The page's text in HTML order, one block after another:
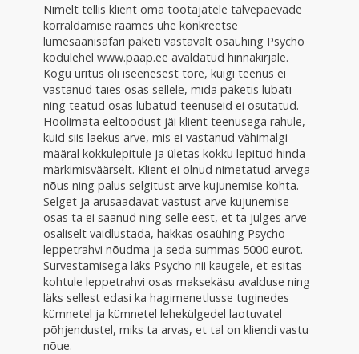
Nimelt tellis klient oma töötajatele talvepäevade
korraldamise raames ühe konkreetse
lumesaanisafari paketi vastavalt osaühing Psycho
kodulehel www.paap.ee avaldatud hinnakirjale.
Kogu üritus oli iseenesest tore, kuigi teenus ei
vastanud täies osas sellele, mida paketis lubati
ning teatud osas lubatud teenuseid ei osutatud.
Hoolimata eeltoodust jäi klient teenusega rahule,
kuid siis laekus arve, mis ei vastanud vähimalgi
määral kokkulepitule ja ületas kokku lepitud hinda
märkimisväärselt. Klient ei olnud nimetatud arvega
nõus ning palus selgitust arve kujunemise kohta.
Selget ja arusaadavat vastust arve kujunemise
osas ta ei saanud ning selle eest, et ta julges arve
osaliselt vaidlustada, hakkas osaühing Psycho
leppetrahvi nõudma ja seda summas 5000 eurot.
Survestamisega läks Psycho nii kaugele, et esitas
kohtule leppetrahvi osas maksekäsu avalduse ning
läks sellest edasi ka hagimenetlusse tuginedes
kümnetel ja kümnetel lehekülgedel laotuvatel
põhjendustel, miks ta arvas, et tal on kliendi vastu
nõue.